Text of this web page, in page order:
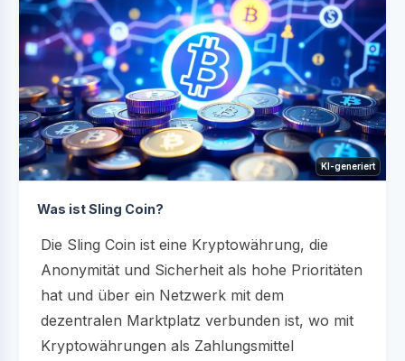
KI-generiert
Was ist Sling Coin?
Die Sling Coin ist eine Kryptowährung, die
Anonymität und Sicherheit als hohe Prioritäten
hat und über ein Netzwerk mit dem
dezentralen Marktplatz verbunden ist, wo mit
Kryptowährungen als Zahlungsmittel